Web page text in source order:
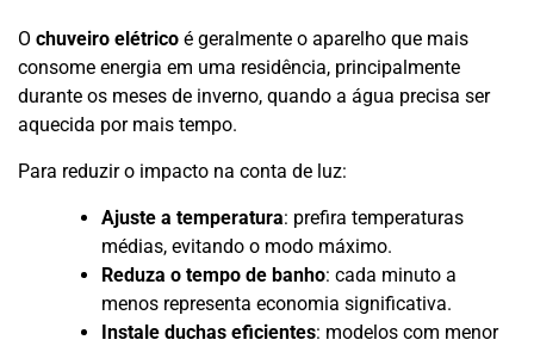
O chuveiro elétrico é geralmente o aparelho que mais
consome energia em uma residência, principalmente
durante os meses de inverno, quando a água precisa ser
aquecida por mais tempo.
Para reduzir o impacto na conta de luz:
Ajuste a temperatura: prefira temperaturas
médias, evitando o modo máximo.
Reduza o tempo de banho: cada minuto a
menos representa economia significativa.
Instale duchas eficientes: modelos com menor